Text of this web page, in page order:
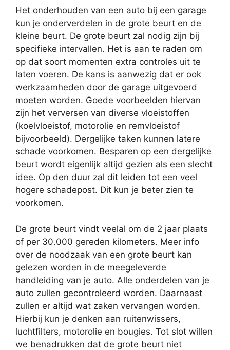
Het onderhouden van een auto bij een garage
kun je onderverdelen in de grote beurt en de
kleine beurt. De grote beurt zal nodig zijn bij
specifieke intervallen. Het is aan te raden om
op dat soort momenten extra controles uit te
laten voeren. De kans is aanwezig dat er ook
werkzaamheden door de garage uitgevoerd
moeten worden. Goede voorbeelden hiervan
zijn het verversen van diverse vloeistoffen
(koelvloeistof, motorolie en remvloeistof
bijvoorbeeld). Dergelijke taken kunnen latere
schade voorkomen. Besparen op een dergelijke
beurt wordt eigenlijk altijd gezien als een slecht
idee. Op den duur zal dit leiden tot een veel
hogere schadepost. Dit kun je beter zien te
voorkomen.
De grote beurt vindt veelal om de 2 jaar plaats
of per 30.000 gereden kilometers. Meer info
over de noodzaak van een grote beurt kan
gelezen worden in de meegeleverde
handleiding van je auto. Alle onderdelen van je
auto zullen gecontroleerd worden. Daarnaast
zullen er altijd wat zaken vervangen worden.
Hierbij kun je denken aan ruitenwissers,
luchtfilters, motorolie en bougies. Tot slot willen
we benadrukken dat de grote beurt niet